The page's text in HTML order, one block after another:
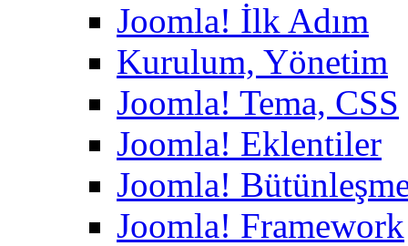
Joomla! İlk Adım
Kurulum, Yönetim
Joomla! Tema, CSS
Joomla! Eklentiler
Joomla!
Joomla! Framework